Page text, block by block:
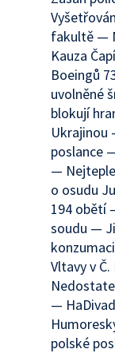
fakultě —
Kauza
Boeingů
uvolněné
blokují
Ukrajinou
poslance
—
o osudu
194 obětí
soudu —
Vltavy v
—
polské